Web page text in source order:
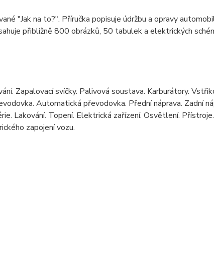
"Jak na to?". Příručka popisuje údržbu a opravy
přibližně 800 obrázků, 50 tabulek a elektrických
Zapalovací svíčky. Palivová soustava. Karburátory.
Automatická převodovka. Přední náprava. Zadní
Lakování. Topení. Elektrická zařízení. Osvětlení.
zapojení vozu.